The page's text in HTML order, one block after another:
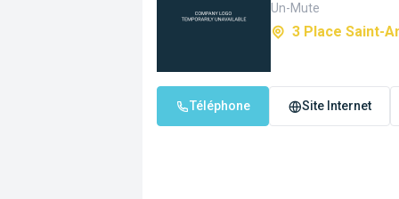
Un-Mute
3 Place Saint-
Téléphone Site Internet